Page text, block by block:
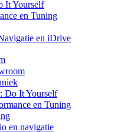
Yourself
en Tuning
en iDrive
It Yourself
en Tuning
en navigatie